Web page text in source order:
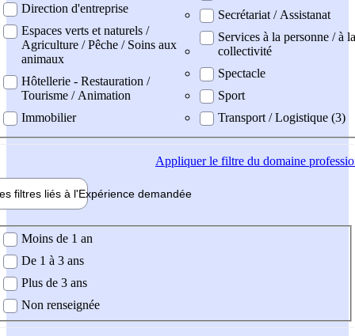
Direction d'entreprise
Espaces verts et naturels /
Agriculture / Pêche / Soins aux
animaux
Hôtellerie - Restauration /
Tourisme / Animation
Immobilier
Secrétariat / Assistanat
Services à la personne / à la
collectivité
Spectacle
Sport
Transport / Logistique (3)
Appliquerle filtre du domaine
filtres liés à l'Expérience demandée
demandée
Moins de 1 an
De 1 à 3 ans
Plus de 3 ans
Non renseignée